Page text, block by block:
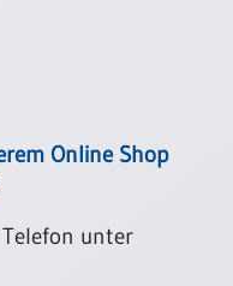
Online Shop
unter